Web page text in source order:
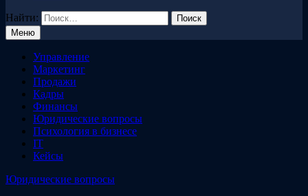
Найти:
Меню
Управление
Маркетинг
Продажи
Кадры
Финансы
Юридические вопросы
Психология в бизнесе
IT
Кейсы
Юридические вопросы